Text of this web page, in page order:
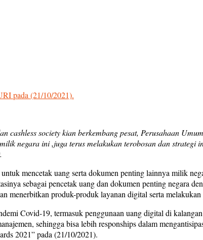
pada (21/10/2021).
cashless society kian berkembang pesat, Perusahaan
negara ini ,juga terus melakukan terobosan dan
mencetak uang serta dokumen penting lainnya milik
sebagai pencetak uang dan dokumen penting negara
menerbitkan produk-produk layanan digital serta
Covid-19, termasuk penggunaan uang digital di
sehingga bisa lebih responships dalam
2021” pada (21/10/2021).